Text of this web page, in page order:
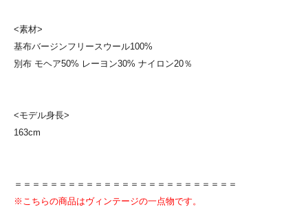
<素材>
基布バージンフリースウール100%
別布 モヘア50% レーヨン30% ナイロン20％
<モデル身長>
163cm
＝＝＝＝＝＝＝＝＝＝＝＝＝＝＝＝＝＝＝＝＝＝＝＝＝
※こちらの商品はヴィンテージの一点物です。